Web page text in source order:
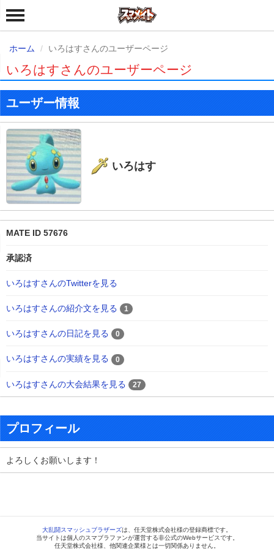
ホーム いろはすさんのユーザーページ
いろはすさんのユーザーページ
ユーザー情報
いろはす
MATE ID 57676
承認済
いろはすさんのTwitterを見る
いろはすさんの紹介文を見る 1
いろはすさんの日記を見る 0
いろはすさんの実績を見る 0
いろはすさんの大会結果を見る 27
プロフィール
よろしくお願いします！
大乱闘スマッシュブラザーズは、任天堂株式会社様の登録商標です。
当サイトは個人のスマブラファンが運営する非公式のWebサービスです。
任天堂株式会社様、他関連企業様とは一切関係ありません。